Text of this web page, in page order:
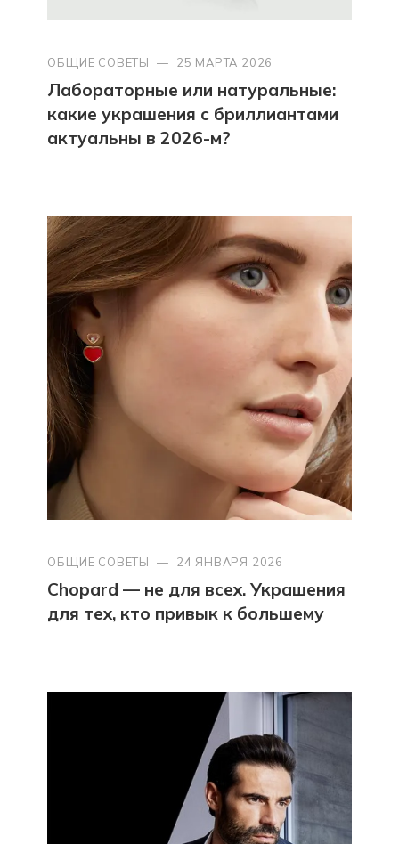
ОБЩИЕ СОВЕТЫ — 25 МАРТА 2026
Лабораторные или натуральные:
какие украшения с бриллиантами
актуальны в 2026-м?
ОБЩИЕ СОВЕТЫ — 24 ЯНВАРЯ 2026
Chopard — не для всех. Украшения
для тех, кто привык к большему